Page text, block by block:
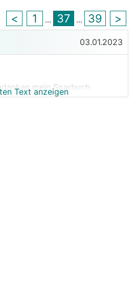
< 1 ... 37 ... 39 >
03.01.2023
mein Sparbuch
Taggeldkonto zu legen. Lt
Text anzeigen